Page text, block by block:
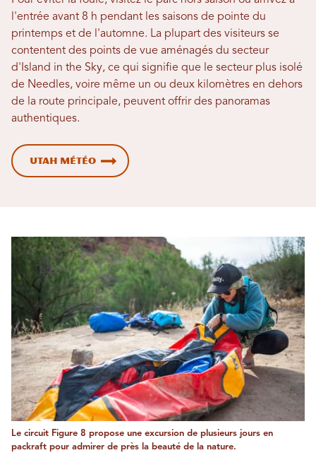
l'entrée avant 8 h pendant les saisons de pointe du
printemps et de l'automne. La plupart des visiteurs se
contentent des points de vue aménagés du secteur
d'Island in the Sky, ce qui signifie que le secteur plus isolé
de Needles, voire même un ou deux kilomètres en dehors
de la route principale, peuvent offrir des panoramas
authentiques.
Utah Météo
Le circuit Figure 8 propose une excursion de plusieurs jours en
packraft pour admirer de près la beauté de la nature.